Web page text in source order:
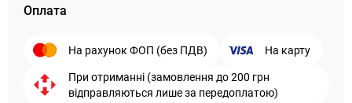
Оплата
На рахунок ФОП (без ПДВ) На карту
При отриманні (замовлення до 200 грн
відправляються лише за передоплатою)